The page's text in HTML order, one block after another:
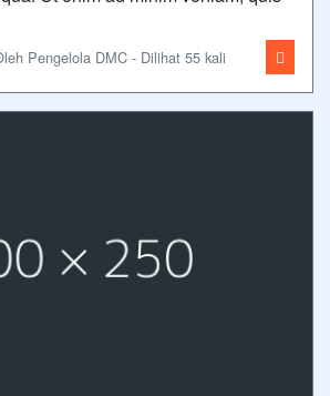
Pengelola DMC - Dilihat 55 kali